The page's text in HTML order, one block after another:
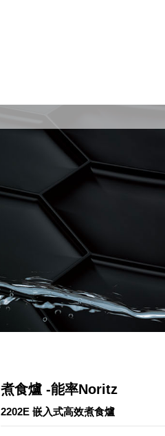
煮食爐 -能率Noritz
2202E 嵌入式高效煮食爐